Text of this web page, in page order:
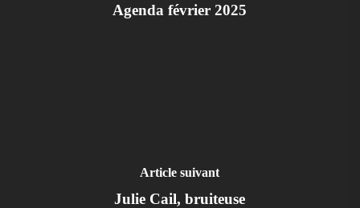
Agenda février 2025
Article suivant
Julie Cail, bruiteuse